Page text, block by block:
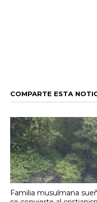
COMPARTE ESTA
Familia musulmana